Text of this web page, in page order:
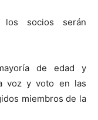
socios serán
de edad y
voz y voto en las
miembros de la